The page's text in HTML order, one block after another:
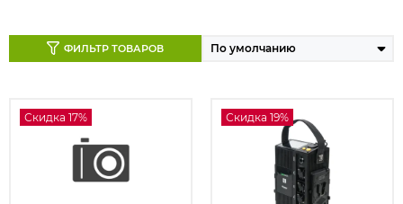
ФИЛЬТР ТОВАРОВ
Скидка 17% Скидка 19%